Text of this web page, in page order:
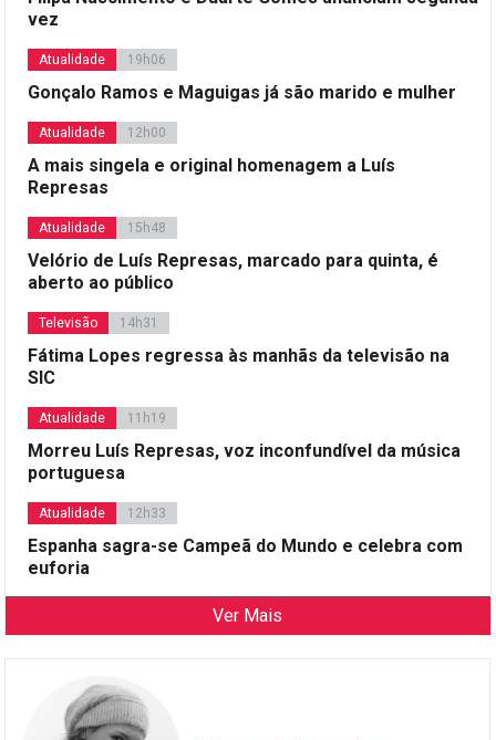
vez
Atualidade 19h06
Gonçalo Ramos e Maguigas já são marido e mulher
Atualidade 12h00
A mais singela e original homenagem a Luís
Represas
Atualidade 15h48
Velório de Luís Represas, marcado para quinta, é
aberto ao público
Televisão 14h31
Fátima Lopes regressa às manhãs da televisão na
SIC
Atualidade 11h19
Morreu Luís Represas, voz inconfundível da música
portuguesa
Atualidade 12h33
Espanha sagra-se Campeã do Mundo e celebra com
euforia
Ver Mais